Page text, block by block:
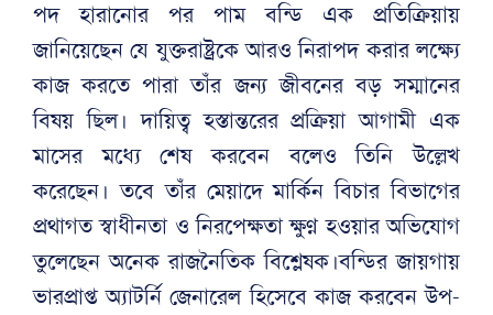
পদ হারানোর পর পাম বন্ডি এক প্রতিক্রিয়ায়
জানিয়েছেন যে যুক্তরাষ্ট্রকে আরও নিরাপদ করার লক্ষ্যে
কাজ করতে পারা তাঁর জন্য জীবনের বড় সম্মানের
বিষয় ছিল। দায়িত্ব হস্তান্তরের প্রক্রিয়া আগামী এক
মাসের মধ্যে শেষ করবেন বলেও তিনি উল্লেখ
করেছেন। তবে তাঁর মেয়াদে মার্কিন বিচার বিভাগের
প্রথাগত স্বাধীনতা ও নিরপেক্ষতা ক্ষুণ্ন হওয়ার অভিযোগ
তুলেছেন অনেক রাজনৈতিক বিশ্লেষক।বন্ডির জায়গায়
ভারপ্রাপ্ত অ্যাটর্নি জেনারেল হিসেবে কাজ করবেন উপ-